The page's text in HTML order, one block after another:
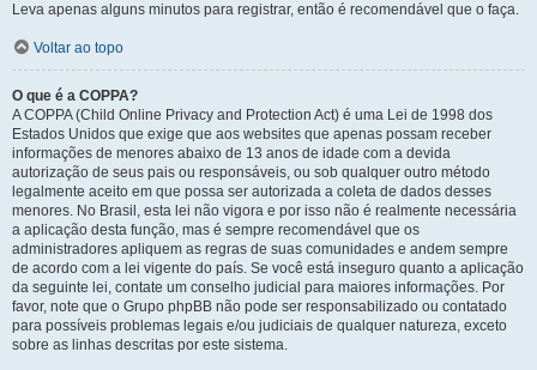
Leva apenas alguns minutos para registrar, então é recomendável que o faça.
Voltar ao topo
O que é a COPPA?
A COPPA (Child Online Privacy and Protection Act) é uma Lei de 1998 dos
Estados Unidos que exige que aos websites que apenas possam receber
informações de menores abaixo de 13 anos de idade com a devida
autorização de seus pais ou responsáveis, ou sob qualquer outro método
legalmente aceito em que possa ser autorizada a coleta de dados desses
menores. No Brasil, esta lei não vigora e por isso não é realmente necessária
a aplicação desta função, mas é sempre recomendável que os
administradores apliquem as regras de suas comunidades e andem sempre
de acordo com a lei vigente do país. Se você está inseguro quanto a aplicação
da seguinte lei, contate um conselho judicial para maiores informações. Por
favor, note que o Grupo phpBB não pode ser responsabilizado ou contatado
para possíveis problemas legais e/ou judiciais de qualquer natureza, exceto
sobre as linhas descritas por este sistema.